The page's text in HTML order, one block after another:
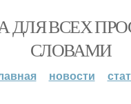
ДЛЯ ВСЕХ
СЛОВАМИ
новости